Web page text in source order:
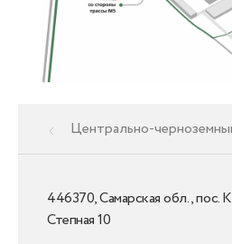
Центрально-
446370, Самарская обл., пос.
Степная 10